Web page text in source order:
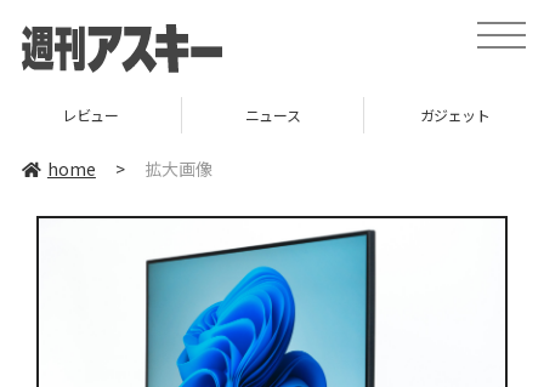
toggle
レビュー ニュース ガジェット
home > 拡大画像